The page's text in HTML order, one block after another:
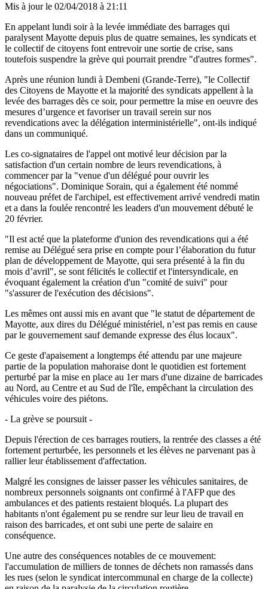
Mis à jour le 02/04/2018 à 21:11
En appelant lundi soir à la levée immédiate des barrages qui
paralysent Mayotte depuis plus de quatre semaines, les syndicats et
le collectif de citoyens font entrevoir une sortie de crise, sans
toutefois suspendre la grève qui pourrait prendre "d'autres formes".
Après une réunion lundi à Dembeni (Grande-Terre), "le Collectif
des Citoyens de Mayotte et la majorité des syndicats appellent à la
levée des barrages dès ce soir, pour permettre la mise en oeuvre des
mesures d’urgence et favoriser un travail serein sur nos
revendications avec la délégation interministérielle", ont-ils indiqué
dans un communiqué.
Les co-signataires de l'appel ont motivé leur décision par la
satisfaction d'un certain nombre de leurs revendications, à
commencer par la "venue d'un délégué pour ouvrir les
négociations". Dominique Sorain, qui a également été nommé
nouveau préfet de l'archipel, est effectivement arrivé vendredi matin
et a dans la foulée rencontré les leaders d'un mouvement débuté le
20 février.
"Il est acté que la plateforme d'union des revendications qui a été
remise au Délégué sera prise en compte pour l’élaboration du futur
plan de développement de Mayotte, qui sera présenté à la fin du
mois d’avril", se sont félicités le collectif et l'intersyndicale, en
évoquant également la création d'un "comité de suivi" pour
"s'assurer de l'exécution des décisions".
Les mêmes ont aussi mis en avant que "le statut de département de
Mayotte, aux dires du Délégué ministériel, n’est pas remis en cause
par le gouvernement sauf demande expresse des élus locaux".
Ce geste d'apaisement a longtemps été attendu par une majeure
partie de la population mahoraise dont le quotidien est fortement
perturbé par la mise en place au 1er mars d'une dizaine de barricades
au Nord, au Centre et au Sud de l'île, empêchant la circulation des
véhicules voire des piétons.
- La grève se poursuit -
Depuis l'érection de ces barrages routiers, la rentrée des classes a été
fortement perturbée, les personnels et les élèves ne parvenant pas à
rallier leur établissement d'affectation.
Malgré les consignes de laisser passer les véhicules sanitaires, de
nombreux personnels soignants ont confirmé à l'AFP que des
ambulances et des patients restaient bloqués. La plupart des
habitants n'ont également pu se rendre sur leur lieu de travail en
raison des barricades, et ont subi une perte de salaire en
conséquence.
Une autre des conséquences notables de ce mouvement:
l'accumulation de milliers de tonnes de déchets non ramassés dans
les rues (selon le syndicat intercommunal en charge de la collecte)